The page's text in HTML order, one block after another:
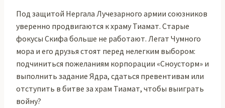
Под защитой Нергала Лучезарного армии союзников
уверенно продвигаются к храму Тиамат. Старые
фокусы Скифа больше не работают. Легат Чумного
мора и его друзья стоят перед нелегким выбором:
подчиниться пожеланиям корпорации «Сноусторм» и
выполнить задание Ядра, сдаться превентивам или
отступить в битве за храм Тиамат, чтобы выиграть
войну?